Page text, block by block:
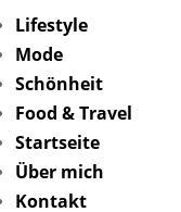
Lifestyle
Mode
Schönheit
Food & Travel
Startseite
Über mich
Kontakt